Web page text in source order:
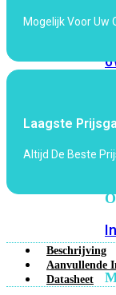
5
6
7
Mogelijk Voor Uw
Laagste
Altijd De Beste
Beschrijving
Aanvullende
Datasheet